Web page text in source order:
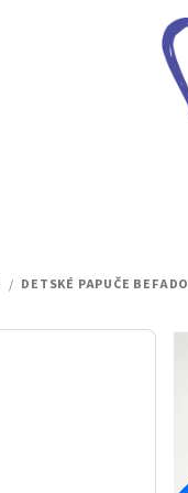
/ DETSKÉ PAPUČE BEFADO